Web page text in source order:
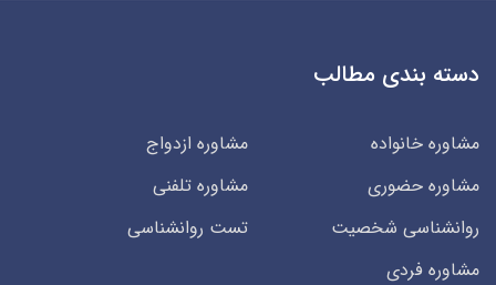
دسته بندی مطالب
مشاوره خانواده
مشاوره ازدواج
مشاوره حضوری
مشاوره تلفنی
روانشناسی شخصیت
تست روانشناسی
مشاوره فردی